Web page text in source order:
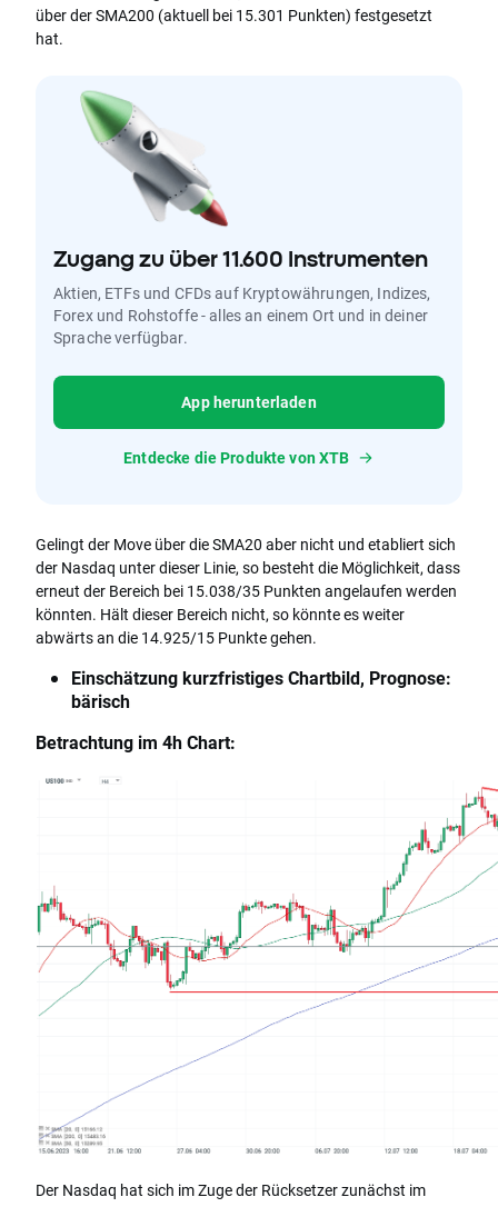
über der SMA200 (aktuell bei 15.301 Punkten) festgesetzt
hat.
Zugang zu über 11.600 Instrumenten
Aktien, ETFs und CFDs auf Kryptowährungen, Indizes,
Forex und Rohstoffe - alles an einem Ort und in deiner
Sprache verfügbar.
App herunterladen
Entdecke die Produkte von XTB
Gelingt der Move über die SMA20 aber nicht und etabliert sich
der Nasdaq unter dieser Linie, so besteht die Möglichkeit, dass
erneut der Bereich bei 15.038/35 Punkten angelaufen werden
könnten. Hält dieser Bereich nicht, so könnte es weiter
abwärts an die 14.925/15 Punkte gehen.
Einschätzung kurzfristiges Chartbild, Prognose:
bärisch
Betrachtung im 4h Chart:
Der Nasdaq hat sich im Zuge der Rücksetzer zunächst im